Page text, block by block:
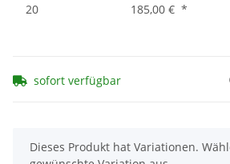
20
185,00 € *
sofort verfügbar
x
Dieses Produkt hat Variationen.